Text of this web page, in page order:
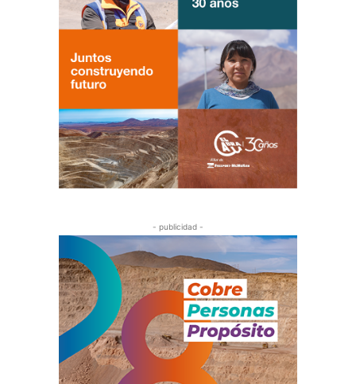
- publicidad -